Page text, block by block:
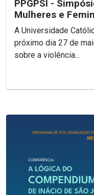
PPGPSI -
Mulheres e
A Universidade
próximo dia 27 de
sobre a violência...